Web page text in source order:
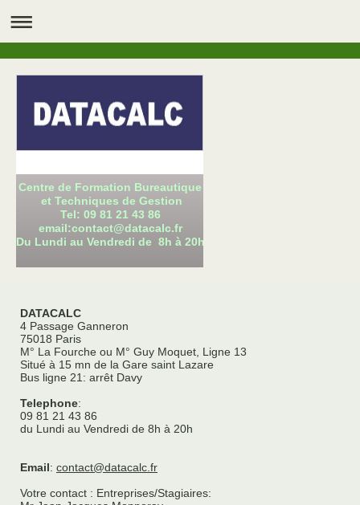
Centre de Formation Bureautique
et Techniques de Gestion
Tel: 09 81 21 43 86
email:contact@datacalc.fr
Du Lundi au Vendredi de 8h à 20h
DATACALC
4 Passage Ganneron
75018 Paris
M° La Fourche ou M° Guy Moquet, Ligne 13
Situé à 15 mn de la Gare saint Lazare
Bus ligne 21: arrêt Davy
Telephone:
09 81 21 43 86
du Lundi au Vendredi de 8h à 20h
Email: contact@datacalc.fr
Votre contact : Entreprises/Stagiaires: